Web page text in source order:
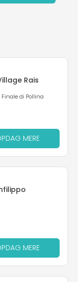
Rais
Finale di Pollina
MERE
MERE